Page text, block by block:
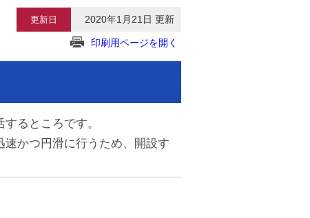
更新日 2020年1月21日 更新
印刷用ページを開く
るところです。
かつ円滑に行うため、開設す